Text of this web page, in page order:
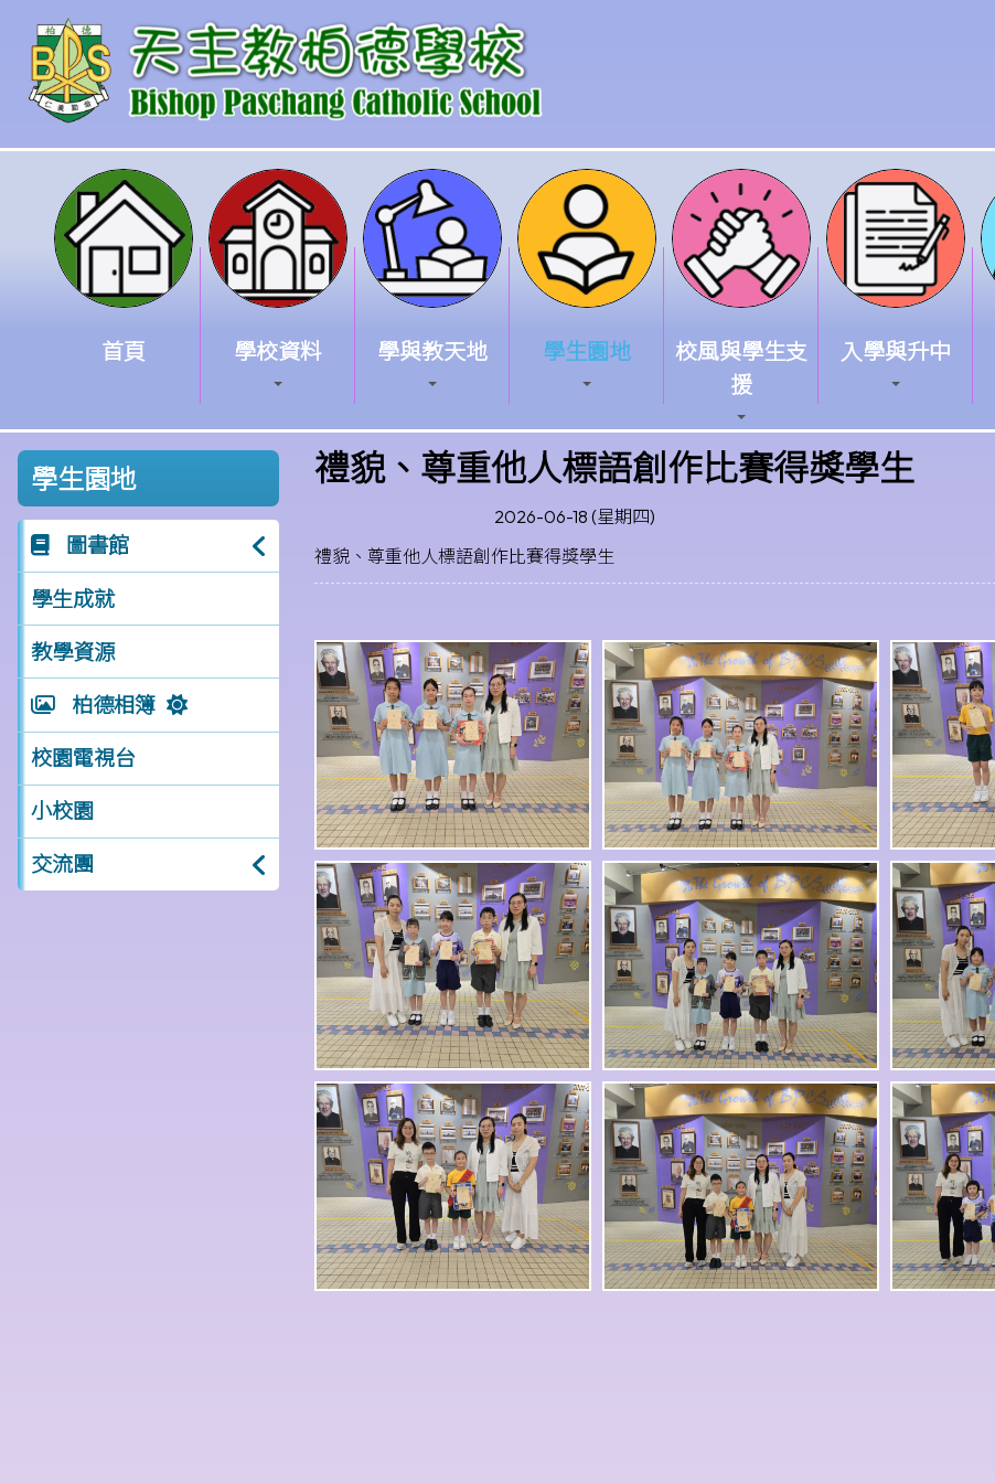
首頁 學校資料 學與教天地 學生園地
校風與學生支
援
入學與升中
學生園地
圖書館
學生成就
教學資源
柏德相簿
校園電視台
小校園
交流團
禮貌、尊重他人標語創作比賽得獎學生
2026-06-18 (星期四)
禮貌、尊重他人標語創作比賽得獎學生